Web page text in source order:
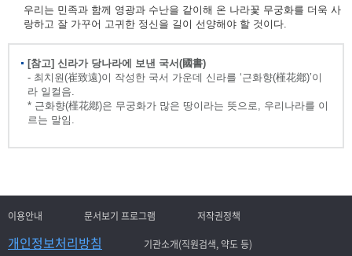
우리는 민족과 함께 영광과 수난을 같이해 온 나라꽃 무궁화를 더욱 사
랑하고 잘 가꾸어 고귀한 정신을 길이 선양해야 할 것이다.
[참고] 신라가 당나라에 보낸 국서(國書)
- 최치원(崔致遠)이 작성한 국서 가운데 신라를 ‘근화향(槿花鄕)’이
라 일컬음.
* 근화향(槿花鄕)은 무궁화가 많은 땅이라는 뜻으로, 우리나라를 이
르는 말임.
이용안내 문서보기 프로그램 저작권정책
개인정보처리방침 기관소개(직원검색, 약도 등)